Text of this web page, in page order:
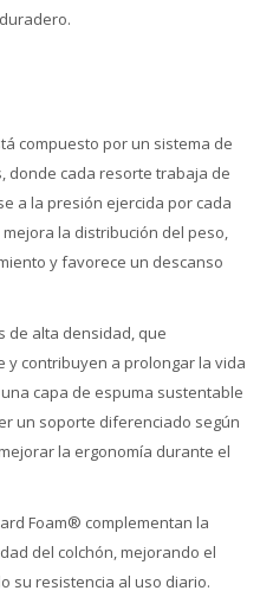
compuesto por un sistema de
donde cada resorte trabaja de
a la presión ejercida por cada
la distribución del peso,
y favorece un descanso
de alta densidad, que
contribuyen a prolongar la vida
capa de espuma sustentable
un soporte diferenciado según
la ergonomía durante el
Foam® complementan la
del colchón, mejorando el
su resistencia al uso diario.